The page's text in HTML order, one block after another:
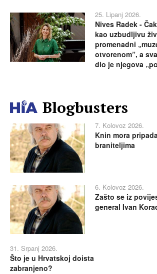
25. Lipanj 2026.
Nives Radek -
kao uzbudljivu
promenadni
otvorenom”, a
dio je njegova
Blogbusters
7. Kolovoz 2026.
Knin mora
braniteljima
6. Kolovoz 2026.
Zašto se iz
general Ivan
31. Srpanj 2026.
Što je u Hrvatskoj doista
zabranjeno?